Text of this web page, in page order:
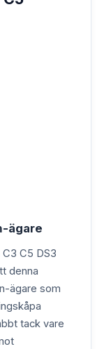
ägare
C5 DS3
denna
ägare som
tack vare